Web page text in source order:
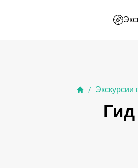
/ Экскурсии